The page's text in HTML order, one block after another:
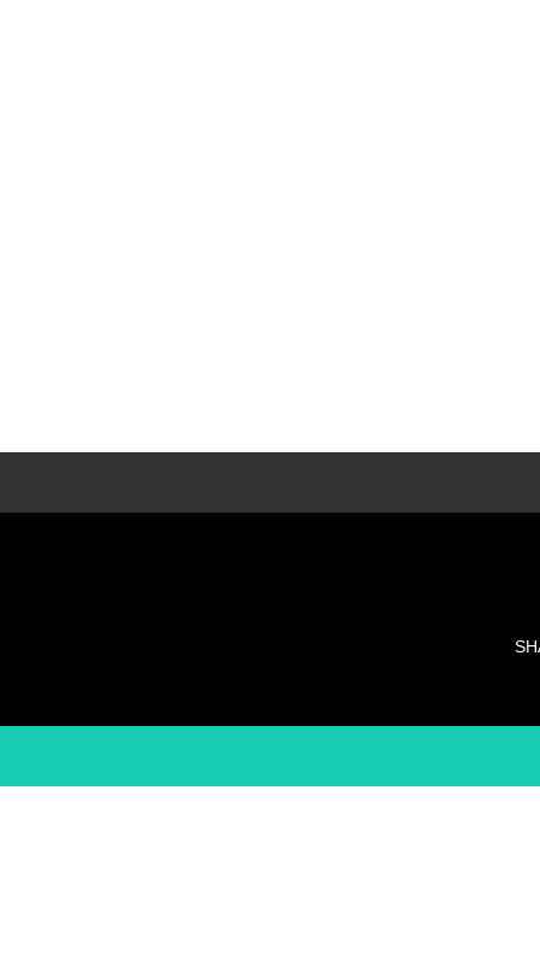
多種類のレッスンでそれぞれに合ったレッス